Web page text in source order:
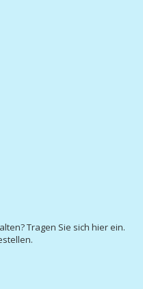
Tragen Sie sich hier ein.